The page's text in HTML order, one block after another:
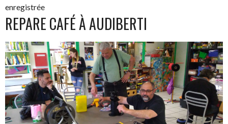
enregistrée
REPARE CAFÉ À AUDIBERTI